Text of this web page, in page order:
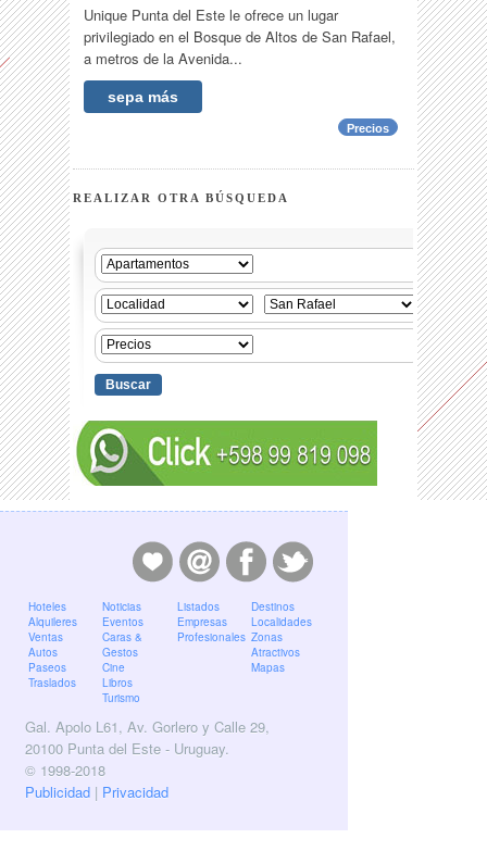
Unique Punta del Este le ofrece un lugar
privilegiado en el Bosque de Altos de San Rafael,
a metros de la Avenida...
sepa más
Precios
REALIZAR OTRA BÚSQUEDA
Hoteles
Alquileres
Ventas
Autos
Paseos
Traslados
Noticias
Eventos
Caras &
Gestos
Cine
Libros
Turismo
Listados
Empresas
Profesionales
Destinos
Localidades
Zonas
Atractivos
Mapas
Gal. Apolo L61, Av. Gorlero y Calle 29,
20100 Punta del Este - Uruguay.
© 1998-2018
Publicidad| Privacidad